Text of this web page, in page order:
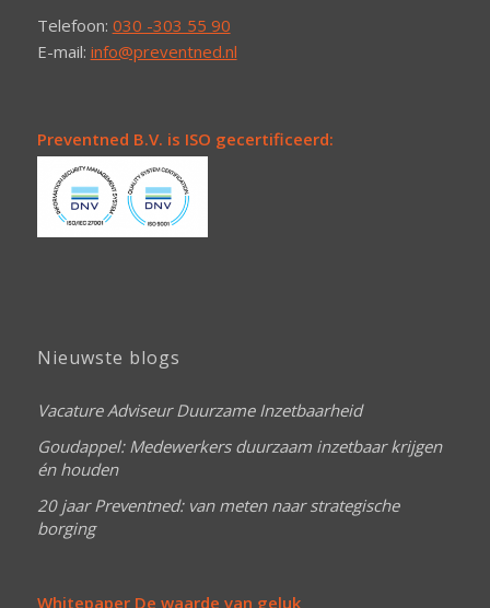
Telefoon: 030 -303 55 90
E-mail: info@preventned.nl
Preventned B.V. is ISO gecertificeerd:
Nieuwste blogs
Vacature Adviseur Duurzame Inzetbaarheid
Goudappel: Medewerkers duurzaam inzetbaar krijgen
én houden
20 jaar Preventned: van meten naar strategische
borging
Whitepaper De waarde van geluk